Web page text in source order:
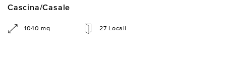
Cascina/Casale
1040 mq 27 Locali